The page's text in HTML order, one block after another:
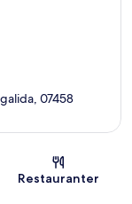
07458
Restauranter